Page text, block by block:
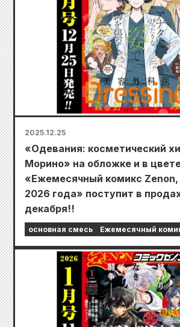
2025.12.25
«Одевания: косметический
Морино» на обложке и в
«Ежемесячный комикс
2026 года» поступит в
декабря!!
основная смесь Ежемесячный